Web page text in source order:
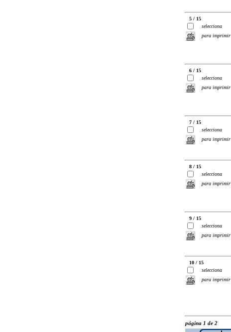
5 / 15
selecciona
para imprimir
6 / 15
selecciona
para imprimir
7 / 15
selecciona
para imprimir
8 / 15
selecciona
para imprimir
9 / 15
selecciona
para imprimir
10 / 15
selecciona
para imprimir
página 1 de 2